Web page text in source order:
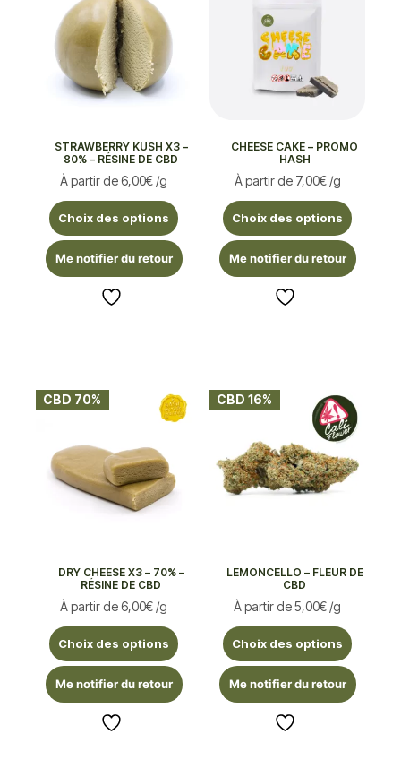
STRAWBERRY KUSH X3 –
80% – RÉSINE DE CBD
À partir de6,00€ /g
Choix des options
Me notifier du retour
CHEESE CAKE – PROMO
HASH
À partir de 7,00€ /g
Choix des options
Me notifier du retour
CBD 70%
DRY CHEESE X3 – 70% –
RÉSINE DE CBD
À partir de6,00€ /g
Choix des options
Me notifier du retour
CBD 16%
LEMONCELLO – FLEUR DE
CBD
À partir de5,00€ /g
Choix des options
Me notifier du retour